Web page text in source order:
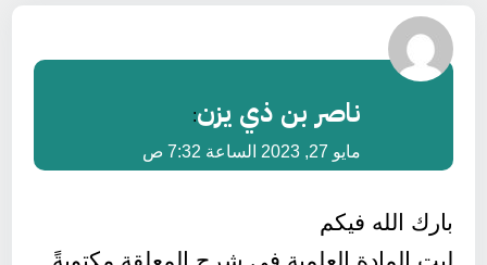
ناصر بن ذي يزن:
مايو 27, 2023 الساعة 7:32 ص
بارك الله فيكم
ليت المادة العلمية في شرح المعلقة مكتوبةً